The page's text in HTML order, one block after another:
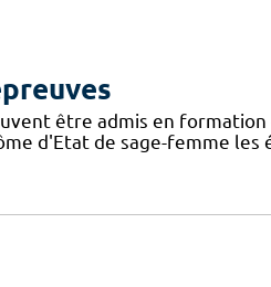
être admis en
d'Etat de sage-femme les